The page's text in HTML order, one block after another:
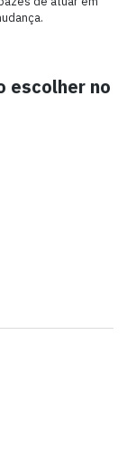
escolher no